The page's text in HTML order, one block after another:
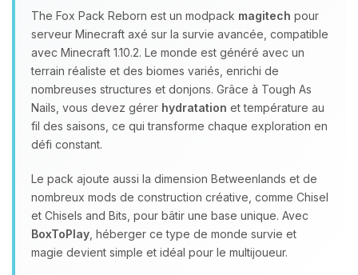
The Fox Pack Reborn est un modpack magitech pour
serveur Minecraft axé sur la survie avancée, compatible
avec Minecraft 1.10.2. Le monde est généré avec un
terrain réaliste et des biomes variés, enrichi de
nombreuses structures et donjons. Grâce à Tough As
Nails, vous devez gérer hydratation et température au
fil des saisons, ce qui transforme chaque exploration en
défi constant.
Le pack ajoute aussi la dimension Betweenlands et de
nombreux mods de construction créative, comme Chisel
et Chisels and Bits, pour bâtir une base unique. Avec
BoxToPlay , héberger ce type de monde survie et
magie devient simple et idéal pour le multijoueur.